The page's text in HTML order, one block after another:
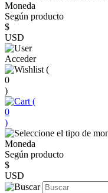
Moneda
Según producto
$
USD
Acceder
(
0
)
(
0
)
Moneda
Según producto
$
USD